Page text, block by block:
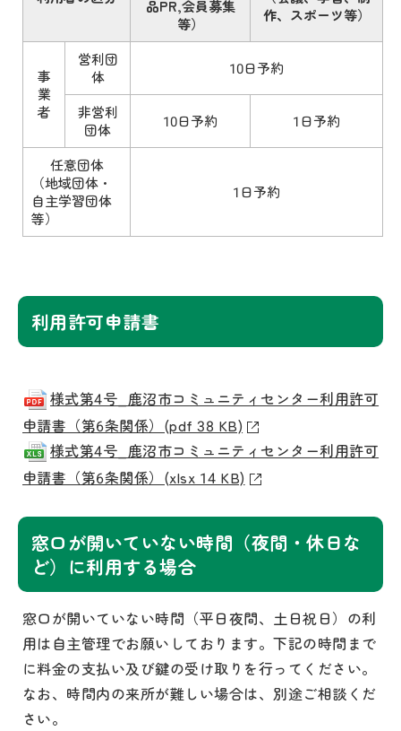
品PR,会員募集
等）
作、スポーツ等）
事
業
者
営利団
体
10日予約
非営利
団体
10日予約 1日予約
任意団体
（地域団体・
自主学習団体
等）
1日予約
利用許可申請書
様式第4号_鹿沼市コミュニティセンター利用許可
申請書（第6条関係）(pdf 38 KB)
様式第4号_鹿沼市コミュニティセンター利用許可
申請書（第6条関係）(xlsx 14 KB)
窓口が開いていない時間（夜間・休日な
ど）に利用する場合
窓口が開いていない時間（平日夜間、土日祝日）の利
用は自主管理でお願いしております。下記の時間まで
に料金の支払い及び鍵の受け取りを行ってください。
なお、時間内の来所が難しい場合は、別途ご相談くだ
さい。